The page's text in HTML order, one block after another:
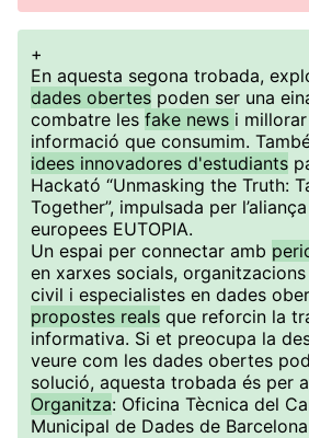
+
En aquesta segona trobada,
dades obertes poden ser una
combatre les fake news i
informació que consumim.
idees innovadores d'estudiants
Hackató “Unmasking the Truth:
Together”, impulsada per
europees EUTOPIA.
Un espai per connectar amb
en xarxes socials,
civil i especialistes en dades
propostes reals que reforcin la
informativa. Si et preocupa la
veure com les dades obertes
solució, aquesta trobada és per
Organitza: Oficina Tècnica del
Municipal de Dades de Barcelona